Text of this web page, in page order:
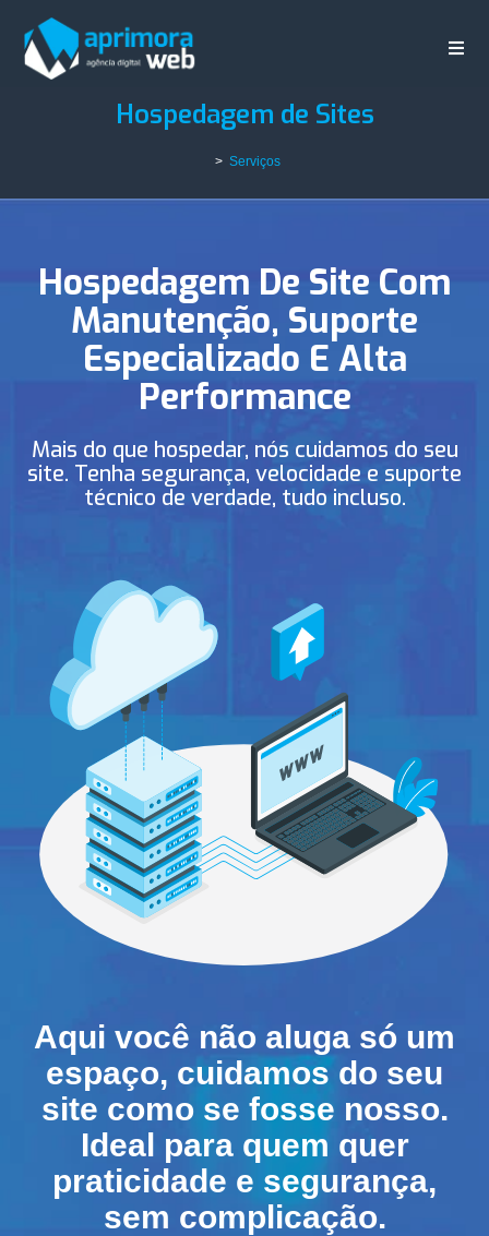
Hospedagem de Sites
> Serviços
Hospedagem De Site Com
Manutenção, Suporte
Especializado E Alta
Performance
Mais do que hospedar, nós cuidamos do seu
site. Tenha segurança, velocidade e suporte
técnico de verdade, tudo incluso.
Aqui você não aluga só um
espaço, cuidamos do seu
site como se fosse nosso.
Ideal para quem quer
praticidade e segurança,
sem complicação.